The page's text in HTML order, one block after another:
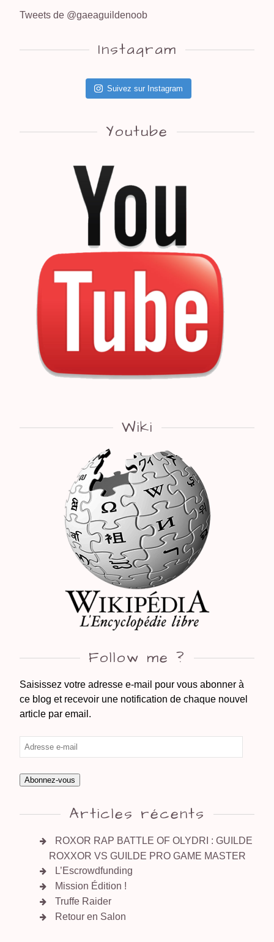
Tweets de @gaeaguildenoob
Instagram
Suivez sur Instagram
Youtube
Wiki
Follow me ?
Saisissez votre adresse e-mail pour vous abonner à
ce blog et recevoir une notification de chaque nouvel
article par email.
Abonnez-vous
Articles récents
ROXOR RAP BATTLE OF OLYDRI : GUILDE
ROXXOR VS GUILDE PRO GAME MASTER
L’Escrowdfunding
Mission Édition !
Truffe Raider
Retour en Salon